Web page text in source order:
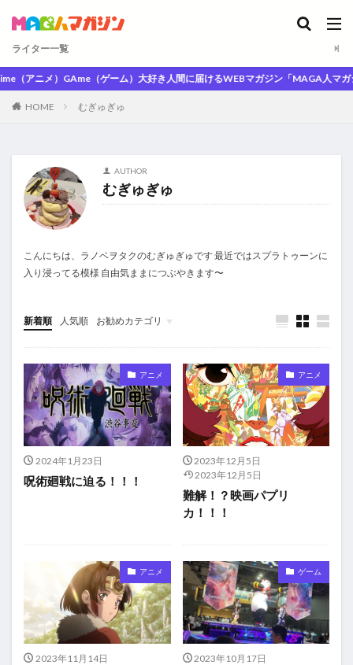
ライター一覧
メ）GAme（ゲーム）大好き人間に届けるWEBマガジン「MAGA人マガジン」
HOME むぎゅぎゅ
AUTHOR
むぎゅぎゅ
こんにちは、ラノベヲタクのむぎゅぎゅです 最近ではスプラトゥーンに
入り浸ってる模様 自由気ままにつぶやきます〜
新着順 人気順 お勧めカテゴリ
未分類
アニメ
2024年1月23日
呪術廻戦に迫る！！！
アニメ
2023年12月5日
2023年12月5日
難解！？映画パプリ
カ！！！
アニメ
2023年11月14日
ゲーム
2023年10月17日